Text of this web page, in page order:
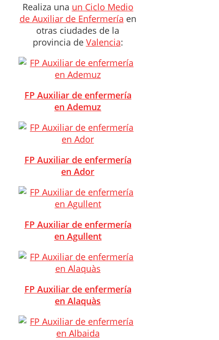
Realiza una un Ciclo Medio
de Auxiliar de Enfermería en
otras ciudades de la
provincia de Valencia:
FP Auxiliar de enfermería
en Ademuz
FP Auxiliar de enfermería
en Ador
FP Auxiliar de enfermería
en Agullent
FP Auxiliar de enfermería
en Alaquàs